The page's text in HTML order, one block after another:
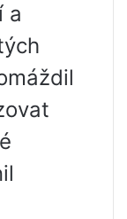
a